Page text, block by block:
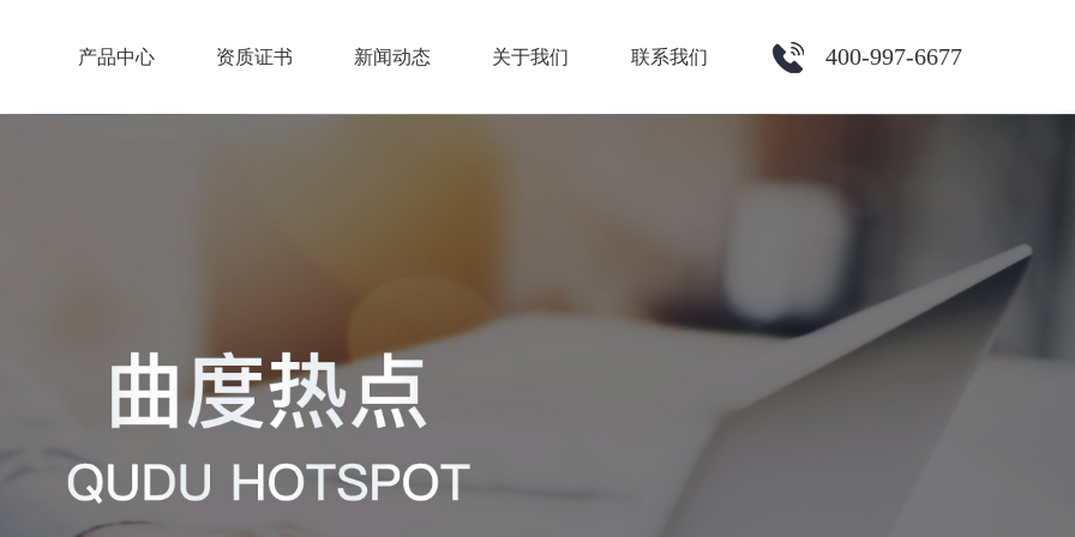
400-997-6677
产品中心 资质证书 新闻动态 关于我们 联系我们